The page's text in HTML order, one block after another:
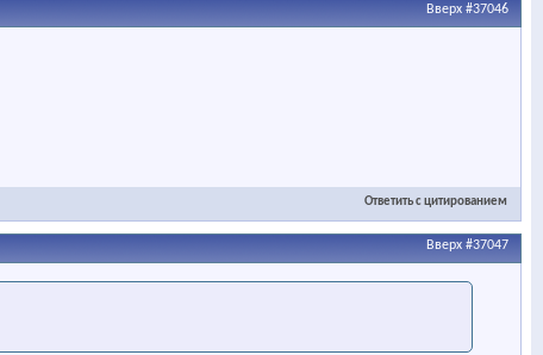
Вверх #37046
Ответить с цитированием
Вверх #37047